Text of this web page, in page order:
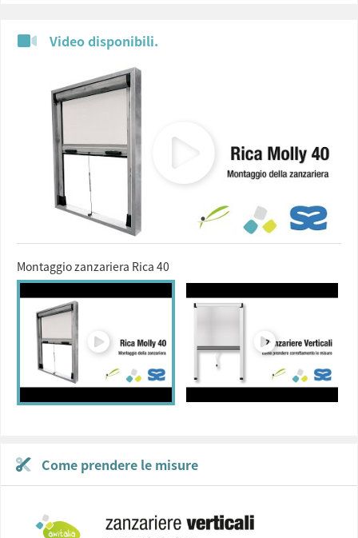
Video disponibili.
Montaggio zanzariera Rica 40
Come prendere le misure